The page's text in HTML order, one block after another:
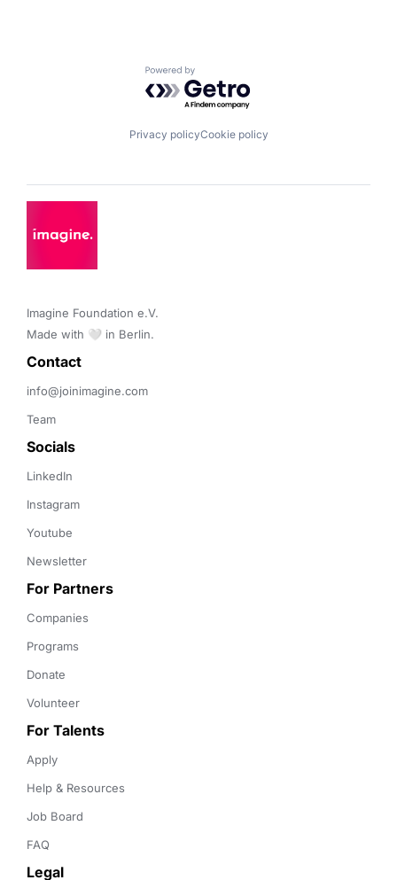
Powered by Getro.com
Privacy policyCookie policy
Imagine Foundation e.V.
Made with 🤍 in Berlin.
Contact
info@joinimagine.com
Team
Socials
LinkedIn
Instagram
Youtube
Newsletter
For Partners
Companies
Programs
Donate
Volunteer
For Talents
Apply
Help & Resources
Job Board
FAQ
Legal